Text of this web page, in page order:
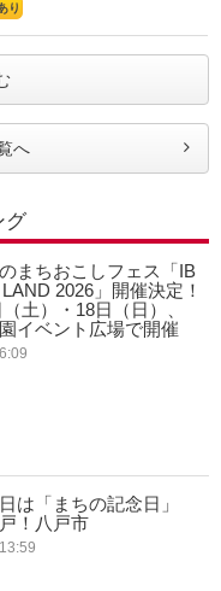
り
へ
グ
まちおこしフェス「IB
2026」開催決定！
土）・18日（日）、
イベント広場で開催
は「まちの記念日」
！八戸市